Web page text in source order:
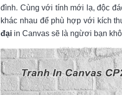
đình. Cùng với tính mới lạ, độc
khác nhau để phù hợp với kích
đại in Canvas sẽ là ngừơi bạn